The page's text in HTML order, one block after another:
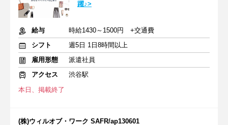
躍♪>
給与
時給1430～1500円 +交通費
シフト
週5日 1日8時間以上
雇用形態
派遣社員
アクセス
渋谷駅
本日、掲載終了
(株)ウィルオブ・ワーク SAFR/ap130601